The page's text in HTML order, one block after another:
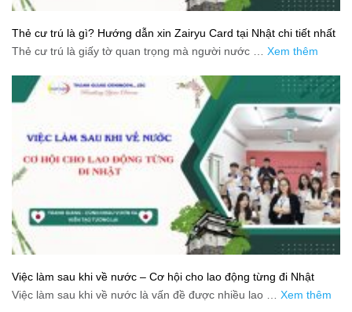
Thẻ cư trú là gì? Hướng dẫn xin Zairyu Card tại Nhật chi tiết nhất
Thẻ cư trú là giấy tờ quan trọng mà người nước … Xem thêm
Việc làm sau khi về nước – Cơ hội cho lao động từng đi Nhật
Việc làm sau khi về nước là vấn đề được nhiều lao … Xem thêm